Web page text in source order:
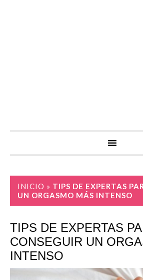
INICIO » TIPS DE EXPERTAS
UN ORGASMO MÁS INTENSO
TIPS DE EXPERTAS
CONSEGUIR UN
INTENSO